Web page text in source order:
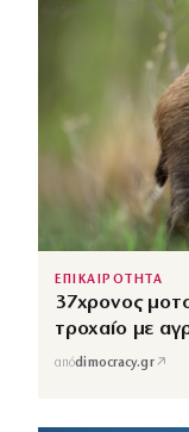
ΕΠΙΚΑΙΡΟΤΗΤΑ
37χρονος
τροχαίο με
απόdimocracy.gr↗